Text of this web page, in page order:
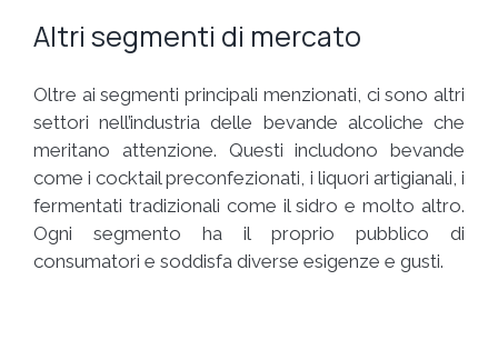
Altri segmenti di mercato
Oltre ai segmenti principali menzionati, ci sono altri
settori nell’industria delle bevande alcoliche che
meritano attenzione. Questi includono bevande
come i cocktail preconfezionati, i liquori artigianali, i
fermentati tradizionali come il sidro e molto altro.
Ogni segmento ha il proprio pubblico di
consumatori e soddisfa diverse esigenze e gusti.